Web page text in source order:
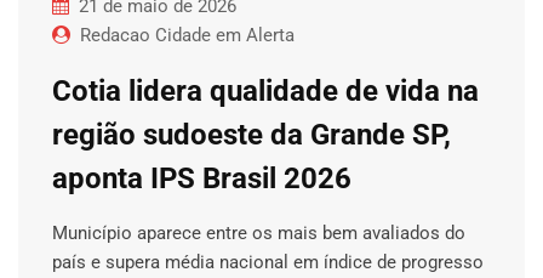
21 de maio de 2026
Redacao Cidade em Alerta
Cotia lidera qualidade de vida na
região sudoeste da Grande SP,
aponta IPS Brasil 2026
Município aparece entre os mais bem avaliados do
país e supera média nacional em índice de progresso